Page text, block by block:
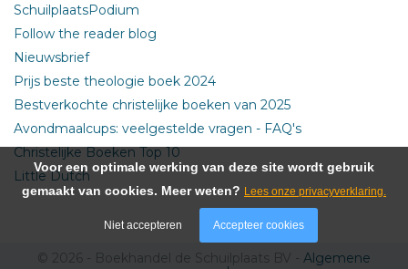
SchuilplaatsPodium
Follow the reader blog
Nieuwsbrief
Prijs beste theologie boek 2024
Bestverkochte christelijke boeken van 2025
Avondmaalcups: veelgestelde vragen - FAQ's
Christelijke Boeken Top 10
Little Dutch
© 2026 - Boekhandel de Schuilplaats BV - Algemene
Voor een optimale werking van deze site wordt gebruik
gemaakt van cookies. Meer weten? Lees onze privacyverklaring.
Niet accepteren Accepteer cookies